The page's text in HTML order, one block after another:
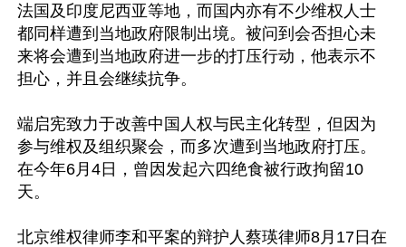
法国及印度尼西亚等地，而国内亦有不少维权人士
都同样遭到当地政府限制出境。被问到会否担心未
来将会遭到当地政府进一步的打压行动，他表示不
担心，并且会继续抗争。
端启宪致力于改善中国人权与民主化转型，但因为
参与维权及组织聚会，而多次遭到当地政府打压。
在今年6月4日，曾因发起六四绝食被行政拘留10
天。
北京维权律师李和平案的辩护人蔡瑛律师8月17日在